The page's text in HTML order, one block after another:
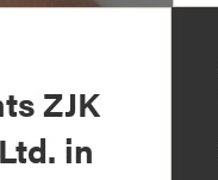
ZJK
in